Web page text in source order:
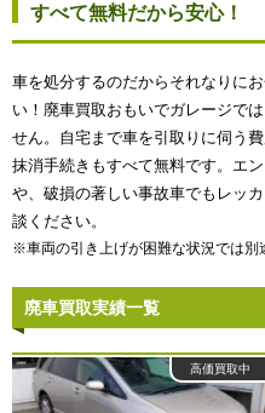
すべて無料だから安心！
車を処分するのだからそれなりに
い！廃車買取おもいでガレージで
せん。自宅まで車を引取りに伺う
抹消手続きもすべて無料です。エ
や、破損の著しい事故車でもレッ
談ください。
※車両の引き上げが困難な状況では別
廃車買取実績一覧
高価買取中